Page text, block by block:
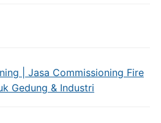
| Jasa Commissioning Fire
Gedung & Industri